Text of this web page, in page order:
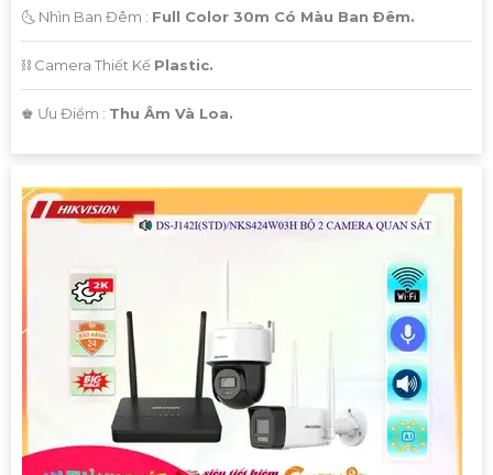
🌜 Nhìn Ban Đêm : Full Color 30m Có Màu Ban Ðêm.
⛓ Camera Thiết Kế Plastic.
️♚ Ưu Điểm : Thu Âm Và Loa.